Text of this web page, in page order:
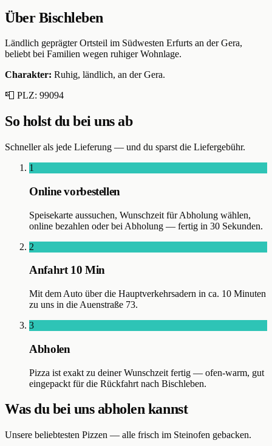
ÜberBischleben
Ländlich geprägter Ortsteil im Südwesten Erfurts an der Gera,
beliebt bei Familien wegen ruhiger Wohnlage.
Charakter: Ruhig, ländlich, an der Gera.
📮 PLZ: 99094
So holst du bei uns ab
Schneller als jede Lieferung — und du sparst die Liefergebühr.
1
Online vorbestellen
Speisekarte aussuchen, Wunschzeit für Abholung wählen,
online bezahlen oder bei Abholung — fertig in 30 Sekunden.
2
Anfahrt 10 Min
Mit dem Auto über die Hauptverkehrsadern in ca. 10 Minuten
zu uns in die Auenstraße 73.
3
Abholen
Pizza ist exakt zu deiner Wunschzeit fertig — ofen-warm, gut
eingepackt für die Rückfahrt nach Bischleben.
Was du bei uns abholen kannst
Unsere beliebtesten Pizzen — alle frisch im Steinofen gebacken.